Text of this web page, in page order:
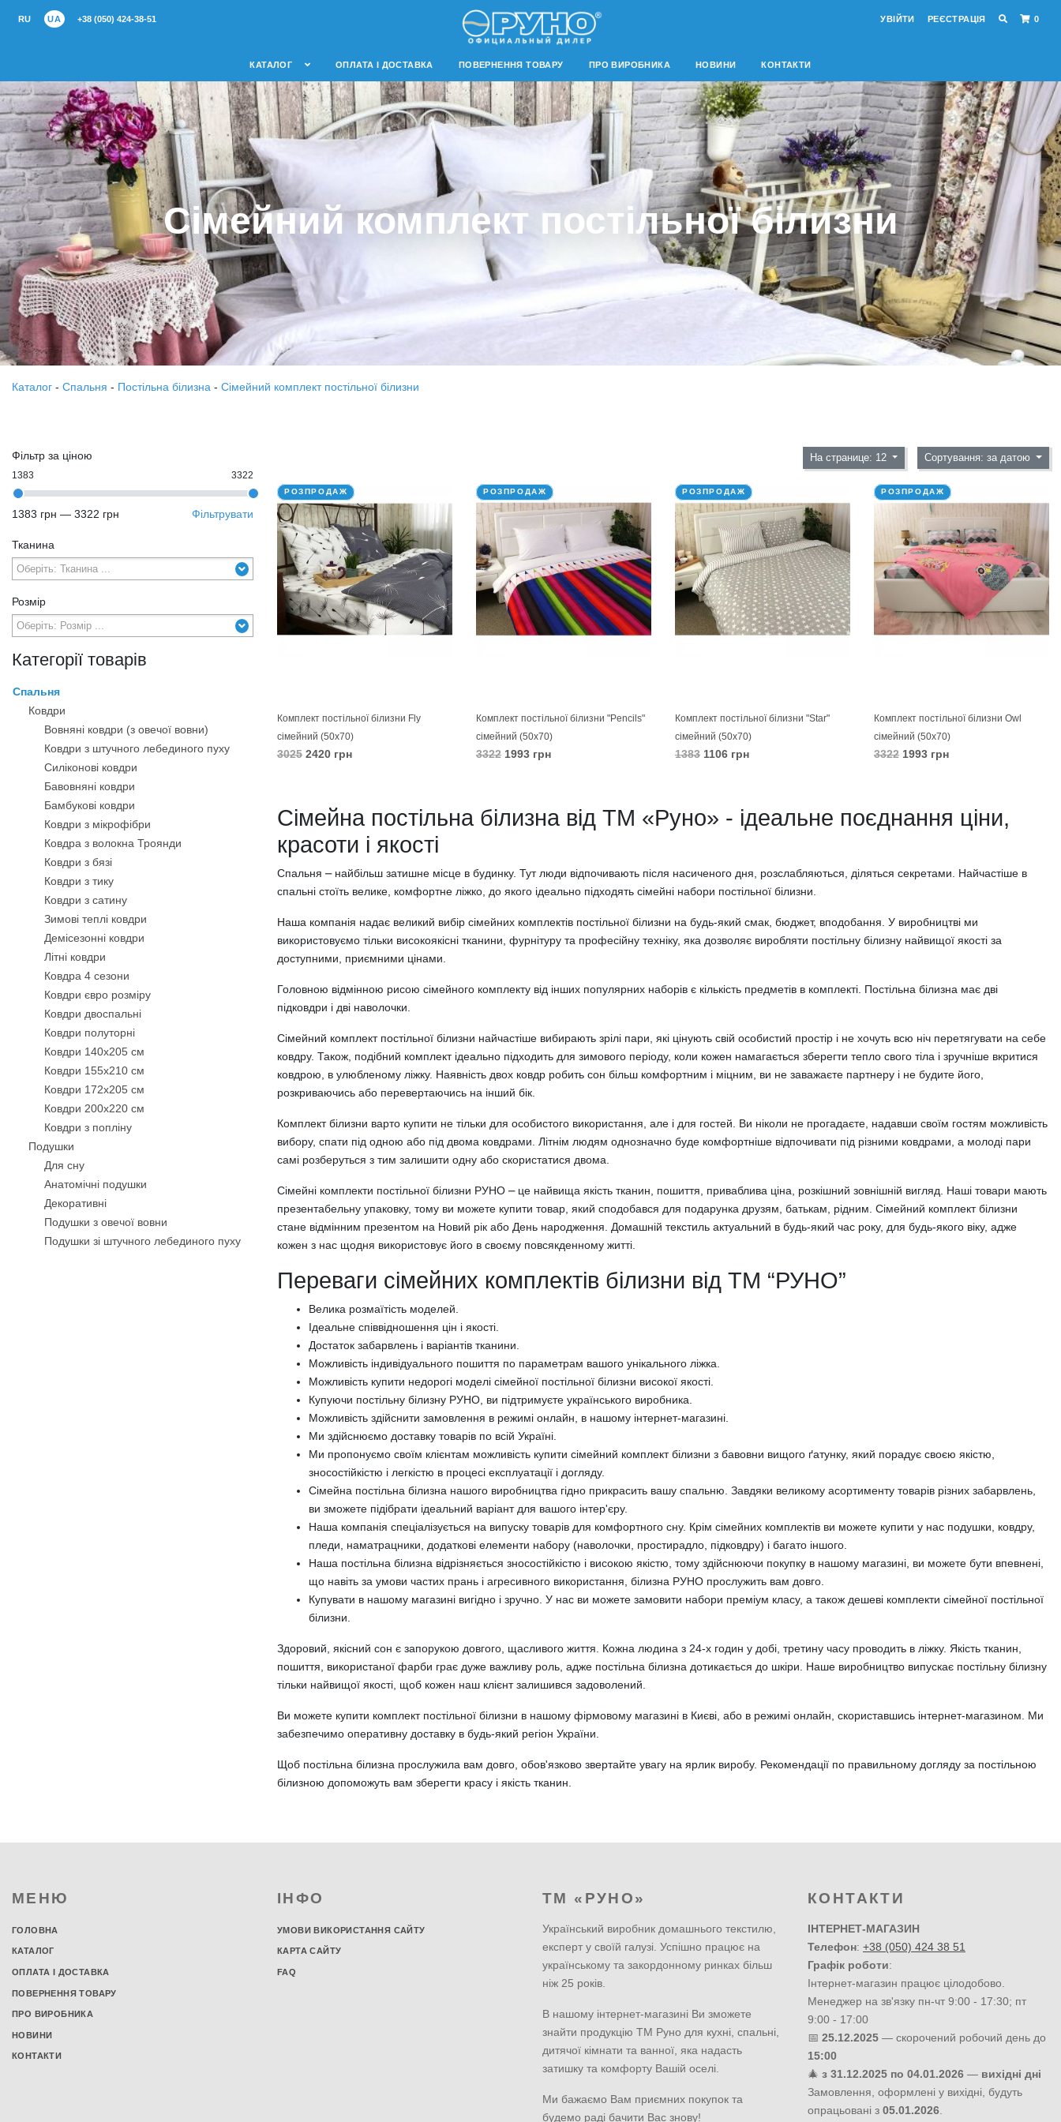
RU UA +38 (050) 424-38-51 УВІЙТИ РЕЄСТРАЦІЯ 0
КАТАЛОГ ОПЛАТА І ДОСТАВКА ПОВЕРНЕННЯ ТОВАРУ ПРО ВИРОБНИКА НОВИНИ КОНТАКТИ
Сімейний комплект постільної білизни
Каталог - Спальня - Постільна білизна - Сімейний комплект постільної білизни
Фільтр за ціною
1383 3322
1383 грн — 3322 грн Фільтрувати
Тканина
Розмір
Категорії товарів
Спальня
Ковдри
Вовняні ковдри (з овечої вовни)
Ковдри з штучного лебединого пуху
Силіконові ковдри
Бавовняні ковдри
Бамбукові ковдри
Ковдри з мікрофібри
Ковдра з волокна Троянди
Ковдри з бязі
Ковдри з тику
Ковдри з сатину
Зимові теплі ковдри
Демісезонні ковдри
Літні ковдри
Ковдра 4 сезони
Ковдри євро розміру
Ковдри двоспальні
Ковдри полуторні
Ковдри 140х205 см
Ковдри 155х210 см
Ковдри 172х205 см
Ковдри 200х220 см
Ковдри з попліну
Подушки
Для сну
Анатомічні подушки
Декоративнi
Подушки з овечої вовни
Подушки зі штучного лебединого пуху
Водонепроникні наматрацники
Наматрацники 120х200 см
Наматрацники 180х200 см
Наматрацники 90х190 см
Наматрацники 120х190 см
Наматрацники 140х190 см
Наматрацники 160х190 см
Наматрацники 180х190 см
На странице: 12 Сортування: за датою
РОЗПРОДАЖ
Комплект постільної білизни Fly
сімейний (50х70)
3025 2420 грн
РОЗПРОДАЖ
Комплект постільної білизни "Pencils"
сімейний (50х70)
3322 1993 грн
РОЗПРОДАЖ
Комплект постільної білизни "Star"
сімейний (50х70)
1383 1106 грн
РОЗПРОДАЖ
Комплект постільної білизни Owl
сімейний (50х70)
3322 1993 грн
Сімейна постільна білизна від ТМ «Руно» - ідеальне поєднання ціни,
красоти і якості
Спальня ⎼ найбільш затишне місце в будинку. Тут люди відпочивають після насиченого дня, розслабляються, діляться секретами. Найчастіше в
спальні стоїть велике, комфортне ліжко, до якого ідеально підходять сімейні набори постільної білизни.
Наша компанія надає великий вибір сімейних комплектів постільної білизни на будь-який смак, бюджет, вподобання. У виробництві ми
використовуємо тільки високоякісні тканини, фурнітуру та професійну техніку, яка дозволяє виробляти постільну білизну найвищої якості за
доступними, приємними цінами.
Головною відмінною рисою сімейного комплекту від інших популярних наборів є кількість предметів в комплекті. Постільна білизна має дві
підковдри і дві наволочки.
Сімейний комплект постільної білизни найчастіше вибирають зрілі пари, які цінують свій особистий простір і не хочуть всю ніч перетягувати на себе
ковдру. Також, подібний комплект ідеально підходить для зимового періоду, коли кожен намагається зберегти тепло свого тіла і зручніше вкритися
ковдрою, в улюбленому ліжку. Наявність двох ковдр робить сон більш комфортним і міцним, ви не заважаєте партнеру і не будите його,
розкриваючись або перевертаючись на інший бік.
Комплект білизни варто купити не тільки для особистого використання, але і для гостей. Ви ніколи не прогадаєте, надавши своїм гостям можливість
вибору, спати під одною або під двома ковдрами. Літнім людям однозначно буде комфортніше відпочивати під різними ковдрами, а молоді пари
самі розберуться з тим залишити одну або скористатися двома.
Сімейні комплекти постільної білизни РУНО ⎼ це найвища якість тканин, пошиття, приваблива ціна, розкішний зовнішній вигляд. Наші товари мають
презентабельну упаковку, тому ви можете купити товар, який сподобався для подарунка друзям, батькам, рідним. Сімейний комплект білизни
стане відмінним презентом на Новий рік або День народження. Домашній текстиль актуальний в будь-який час року, для будь-якого віку, адже
кожен з нас щодня використовує його в своєму повсякденному житті.
Переваги сімейних комплектів білизни від ТМ “РУНО”
Велика розмаїтість моделей.
Ідеальне співвідношення цін і якості.
Достаток забарвлень і варіантів тканини.
Можливість індивідуального пошиття по параметрам вашого унікального ліжка.
Можливість купити недорогі моделі сімейної постільної білизни високої якості.
Купуючи постільну білизну РУНО, ви підтримуєте українського виробника.
Можливість здійснити замовлення в режимі онлайн, в нашому інтернет-магазині.
Ми здійснюємо доставку товарів по всій Україні.
Ми пропонуємо своїм клієнтам можливість купити сімейний комплект білизни з бавовни вищого ґатунку, який порадує своєю якістю,
зносостійкістю і легкістю в процесі експлуатації і догляду.
Сімейна постільна білизна нашого виробництва гідно прикрасить вашу спальню. Завдяки великому асортименту товарів різних забарвлень,
ви зможете підібрати ідеальний варіант для вашого інтер'єру.
Наша компанія спеціалізується на випуску товарів для комфортного сну. Крім сімейних комплектів ви можете купити у нас подушки, ковдру,
пледи, наматрацники, додаткові елементи набору (наволочки, простирадло, підковдру) і багато іншого.
Наша постільна білизна відрізняється зносостійкістю і високою якістю, тому здійснюючи покупку в нашому магазині, ви можете бути впевнені,
що навіть за умови частих прань і агресивного використання, білизна РУНО прослужить вам довго.
Купувати в нашому магазині вигідно і зручно. У нас ви можете замовити набори преміум класу, а також дешеві комплекти сімейної постільної
білизни.
Здоровий, якісний сон є запорукою довгого, щасливого життя. Кожна людина з 24-х годин у добі, третину часу проводить в ліжку. Якість тканин,
пошиття, використаної фарби грає дуже важливу роль, адже постільна білизна дотикається до шкіри. Наше виробництво випускає постільну білизну
тільки найвищої якості, щоб кожен наш клієнт залишився задоволений.
Ви можете купити комплект постільної білизни в нашому фірмовому магазині в Києві, або в режимі онлайн, скориставшись інтернет-магазином. Ми
забезпечимо оперативну доставку в будь-який регіон України.
Щоб постільна білизна прослужила вам довго, обов'язково звертайте увагу на ярлик виробу. Рекомендації по правильному догляду за постільною
білизною допоможуть вам зберегти красу і якість тканин.
МЕНЮ
ГОЛОВНА
КАТАЛОГ
ОПЛАТА І ДОСТАВКА
ПОВЕРНЕННЯ ТОВАРУ
ПРО ВИРОБНИКА
НОВИНИ
КОНТАКТИ
ІНФО
УМОВИ ВИКОРИСТАННЯ САЙТУ
КАРТА САЙТУ
FAQ
ТМ «РУНО»
Український виробник домашнього текстилю,
експерт у своїй галузі. Успішно працює на
українському та закордонному ринках більш
ніж 25 років.
В нашому інтернет-магазині Ви зможете
знайти продукцію ТМ Руно для кухні, спальні,
дитячої кімнати та ванної, яка надасть
затишку та комфорту Вашій оселі.
Ми бажаємо Вам приємних покупок та
будемо раді бачити Вас знову!
КОНТАКТИ
ІНТЕРНЕТ-МАГАЗИН
Телефон: +38 (050) 424 38 51
Графік роботи:
Інтернет-магазин працює цілодобово.
Менеджер на зв'язку пн-чт 9:00 - 17:30; пт
9:00 - 17:00
📅 25.12.2025 — скорочений робочий день до
15:00
🎄 з 31.12.2025 по 04.01.2026 — вихідні дні
Замовлення, оформлені у вихідні, будуть
опрацьовані з 05.01.2026